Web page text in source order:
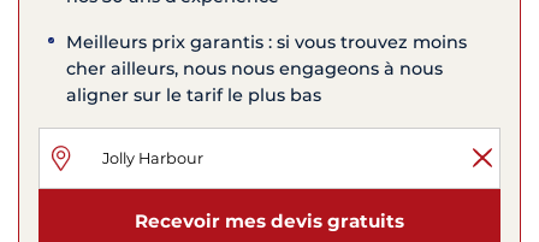
Meilleurs prix garantis : si vous trouvez moins
cher ailleurs, nous nous engageons à nous
aligner sur le tarif le plus bas
Recevoir mes devis gratuits